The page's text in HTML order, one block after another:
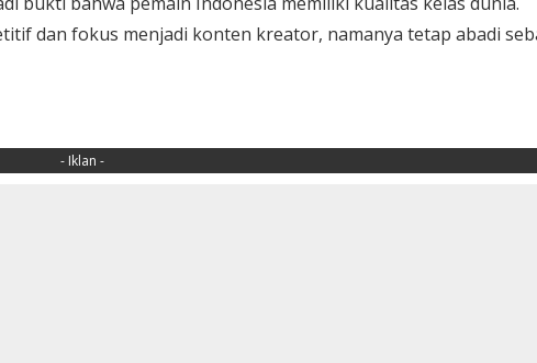
dan fokus menjadi konten kreator, namanya tetap abadi
- Iklan -